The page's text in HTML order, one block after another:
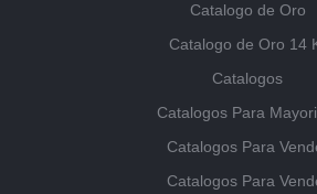
Catalogo de Oro
Catalogo de Oro 14
Catalogos
Catalogos Para
Catalogos Para
Catalogos Para